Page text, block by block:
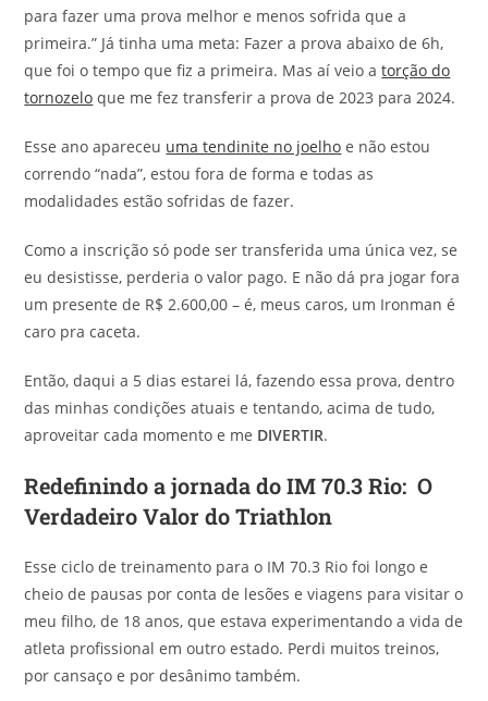
para fazer uma prova melhor e menos sofrida que a
primeira.” Já tinha uma meta: Fazer a prova abaixo de 6h,
que foi o tempo que fiz a primeira. Mas aí veio atorção do
tornozelo que me fez transferir a prova de 2023 para 2024.
Esse ano apareceu uma tendinite no joelho e não estou
correndo “nada”, estou fora de forma e todas as
modalidades estão sofridas de fazer.
Como a inscrição só pode ser transferida uma única vez, se
eu desistisse, perderia o valor pago. E não dá pra jogar fora
um presente de R$ 2.600,00 – é, meus caros, um Ironman é
caro pra caceta.
Então, daqui a 5 dias estarei lá, fazendo essa prova, dentro
das minhas condições atuais e tentando, acima de tudo,
aproveitar cada momento e me DIVERTIR.
Redefinindo a jornada do IM 70.3 Rio: O
Verdadeiro Valor do Triathlon
Esse ciclo de treinamento para o IM 70.3 Rio foi longo e
cheio de pausas por conta de lesões e viagens para visitar o
meu filho, de 18 anos, que estava experimentando a vida de
atleta profissional em outro estado. Perdi muitos treinos,
por cansaço e por desânimo também.